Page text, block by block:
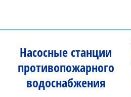
Насосные станции
противопожарного
водоснабжения